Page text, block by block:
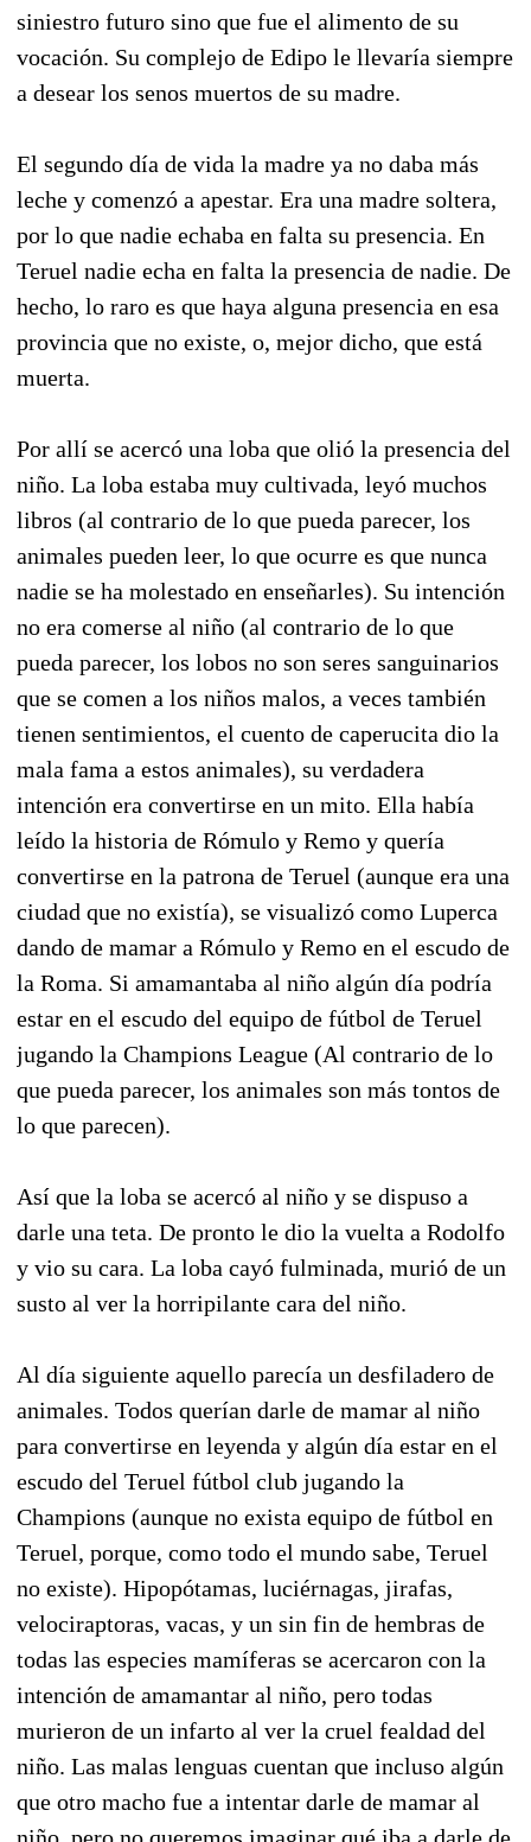
siniestro futuro sino que fue el alimento de su
vocación. Su complejo de Edipo le llevaría siempre
a desear los senos muertos de su madre.
El segundo día de vida la madre ya no daba más
leche y comenzó a apestar. Era una madre soltera,
por lo que nadie echaba en falta su presencia. En
Teruel nadie echa en falta la presencia de nadie. De
hecho, lo raro es que haya alguna presencia en esa
provincia que no existe, o, mejor dicho, que está
muerta.
Por allí se acercó una loba que olió la presencia del
niño. La loba estaba muy cultivada, leyó muchos
libros (al contrario de lo que pueda parecer, los
animales pueden leer, lo que ocurre es que nunca
nadie se ha molestado en enseñarles). Su intención
no era comerse al niño (al contrario de lo que
pueda parecer, los lobos no son seres sanguinarios
que se comen a los niños malos, a veces también
tienen sentimientos, el cuento de caperucita dio la
mala fama a estos animales), su verdadera
intención era convertirse en un mito. Ella había
leído la historia de Rómulo y Remo y quería
convertirse en la patrona de Teruel (aunque era una
ciudad que no existía), se visualizó como Luperca
dando de mamar a Rómulo y Remo en el escudo de
la Roma. Si amamantaba al niño algún día podría
estar en el escudo del equipo de fútbol de Teruel
jugando la Champions League (Al contrario de lo
que pueda parecer, los animales son más tontos de
lo que parecen).
Así que la loba se acercó al niño y se dispuso a
darle una teta. De pronto le dio la vuelta a Rodolfo
y vio su cara. La loba cayó fulminada, murió de un
susto al ver la horripilante cara del niño.
Al día siguiente aquello parecía un desfiladero de
animales. Todos querían darle de mamar al niño
para convertirse en leyenda y algún día estar en el
escudo del Teruel fútbol club jugando la
Champions (aunque no exista equipo de fútbol en
Teruel, porque, como todo el mundo sabe, Teruel
no existe). Hipopótamas, luciérnagas, jirafas,
velociraptoras, vacas, y un sin fin de hembras de
todas las especies mamíferas se acercaron con la
intención de amamantar al niño, pero todas
murieron de un infarto al ver la cruel fealdad del
niño. Las malas lenguas cuentan que incluso algún
que otro macho fue a intentar darle de mamar al